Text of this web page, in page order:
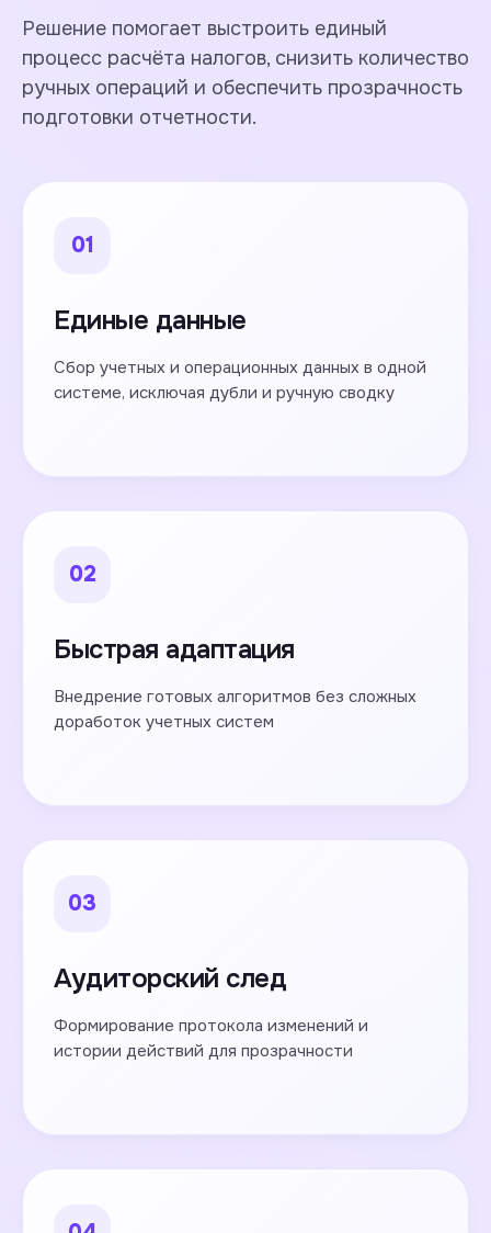
Решение помогает выстроить единый
процесс расчёта налогов, снизить количество
ручных операций и обеспечить прозрачность
подготовки отчетности.
01
Единые данные
Сбор учетных и операционных данных в одной
системе, исключая дубли и ручную сводку
02
Быстрая адаптация
Внедрение готовых алгоритмов без сложных
доработок учетных систем
03
Аудиторский след
Формирование протокола изменений и
истории действий для прозрачности